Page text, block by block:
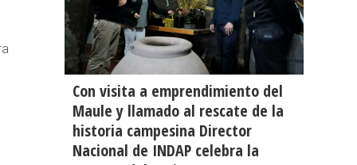
Con visita a emprendimiento del
Maule y llamado al rescate de la
historia campesina Director
Nacional de INDAP celebra la